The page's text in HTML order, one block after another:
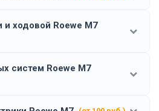
и ходовой Roewe M7
систем Roewe M7